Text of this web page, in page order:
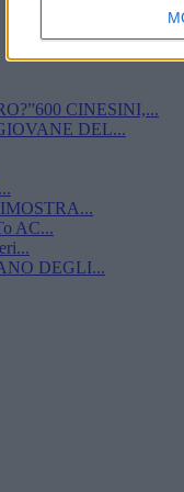
CINESINI,...
DEL...
AC...
DEGLI...